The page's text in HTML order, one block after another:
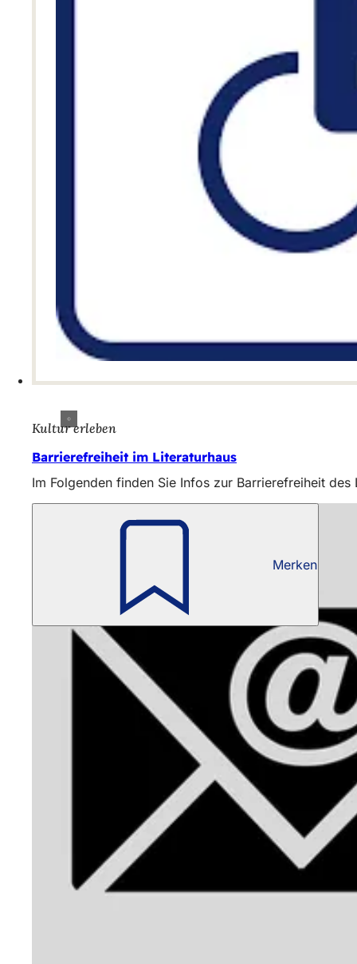
Kultur erleben
Barrierefreiheit im Literaturhaus
Im Folgenden finden Sie Infos zur Barrierefreiheit
Merken